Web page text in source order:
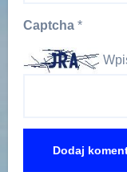
Captcha *